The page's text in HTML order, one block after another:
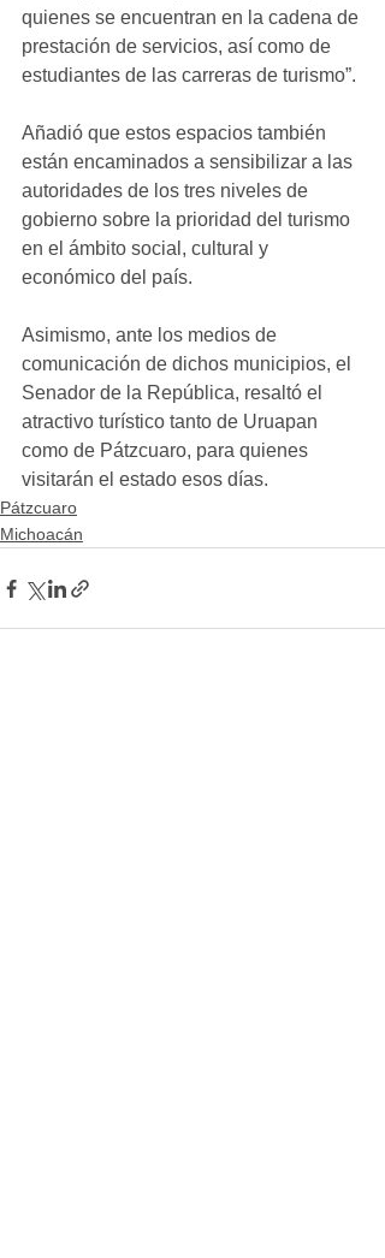
quienes se encuentran en la cadena de
prestación de servicios, así como de
estudiantes de las carreras de turismo”.
Añadió que estos espacios también
están encaminados a sensibilizar a las
autoridades de los tres niveles de
gobierno sobre la prioridad del turismo
en el ámbito social, cultural y
económico del país.
Asimismo, ante los medios de
comunicación de dichos municipios, el
Senador de la República, resaltó el
atractivo turístico tanto de Uruapan
como de Pátzcuaro, para quienes
visitarán el estado esos días.
Pátzcuaro
Michoacán